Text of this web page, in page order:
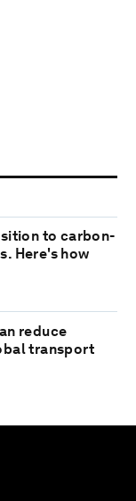
to carbon-
Here's how
reduce
transport